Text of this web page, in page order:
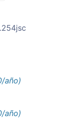
año)
año)